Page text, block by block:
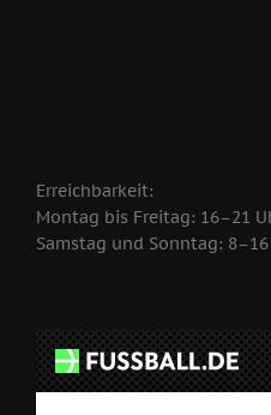
Erreichbarkeit:
Montag bis Freitag: 16–21
Samstag und Sonntag: